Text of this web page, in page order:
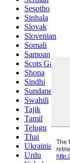
Sesotho
Sinhala
Slovak
Slovenian
Somali
Samoan
Scots Gaelic
Shona
Sindhi
Sundanese
Swahili
Tajik
Tamil
Telugu
Thai
Ukrainian
Urdu